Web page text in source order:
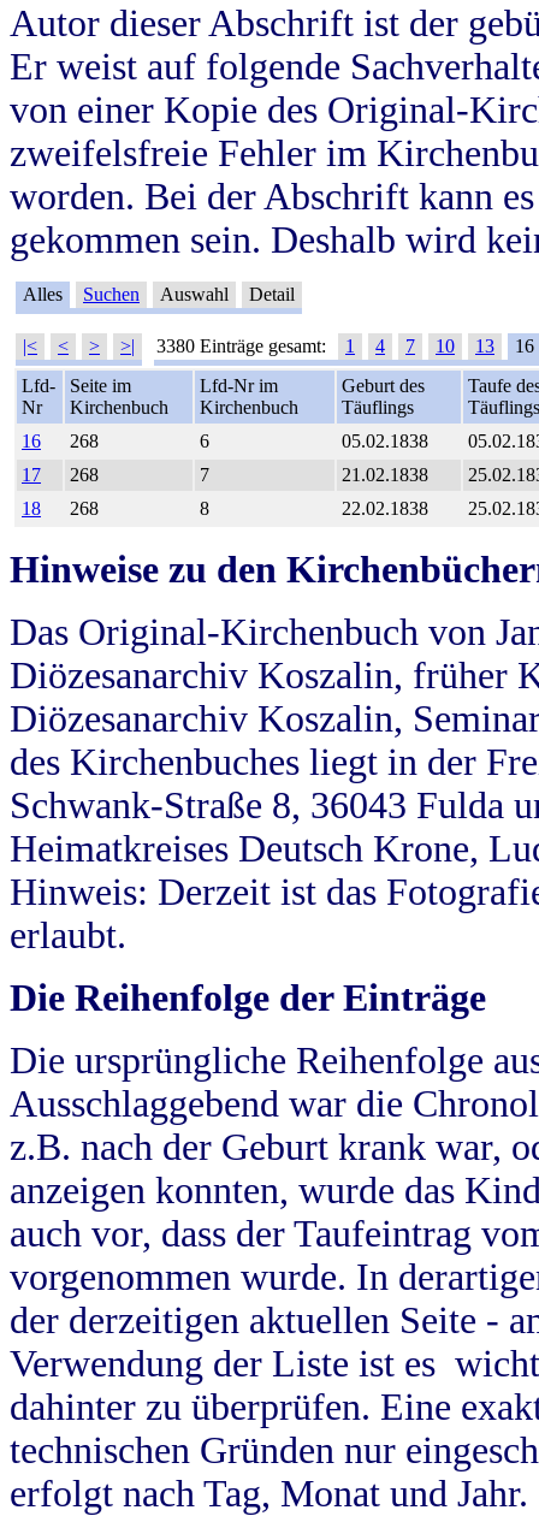
Autor dieser Abschrift ist der
Er weist auf folgende
von einer Kopie des Original-
zweifelsfreie Fehler im
worden. Bei der Abschrift kann
gekommen sein. Deshalb wird
Alles Suchen Auswahl Detail
|< < > >| 3380 Einträge gesamt: 1 4 7 10 13
16
Lfd-
Nr
Seite im
Kirchenbuch
Lfd-Nr im
Kirchenbuch
Geburt des
Täuflings
Taufe
Täuflings
16
268 6 05.02.1838
17
268 7 21.02.1838
18
268 8 22.02.1838
Hinweise zu den
Das Original-Kirchenbuch von
Diözesanarchiv Koszalin, früher
Diözesanarchiv Koszalin,
des Kirchenbuches liegt in der
Schwank-Straße 8, 36043 Fulda
Heimatkreises Deutsch Krone,
Hinweis: Derzeit ist das
erlaubt.
Die Reihenfolge der Einträge
Die ursprüngliche Reihenfolge
Ausschlaggebend war die
z.B. nach der Geburt krank war,
anzeigen konnten, wurde das
auch vor, dass der Taufeintrag
vorgenommen wurde. In
der derzeitigen aktuellen Seite -
Verwendung der Liste ist es
dahinter zu überprüfen. Eine
technischen Gründen nur
erfolgt nach Tag, Monat und Jahr.